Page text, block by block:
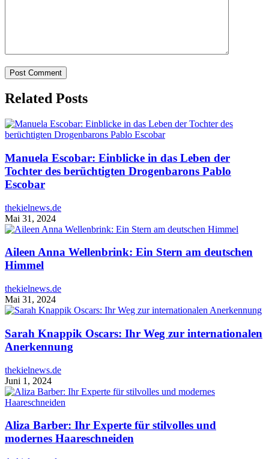
Related Posts
Manuela Escobar: Einblicke in das Leben der
Tochter des berüchtigten Drogenbarons Pablo
Escobar
thekielnews.de
Mai 31, 2024
Aileen Anna Wellenbrink: Ein Stern am deutschen
Himmel
thekielnews.de
Mai 31, 2024
Sarah Knappik Oscars: Ihr Weg zur internationalen
Anerkennung
thekielnews.de
Juni 1, 2024
Aliza Barber: Ihr Experte für stilvolles und
modernes Haareschneiden